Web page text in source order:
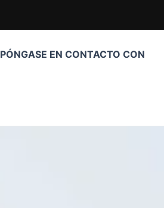
PÓNGASE EN CONTACTO CON